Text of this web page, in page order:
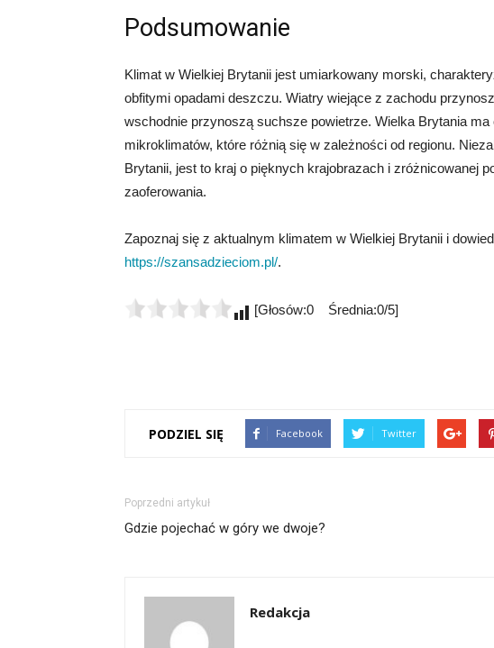
Podsumowanie
Klimat w Wielkiej Brytanii jest umiarkowany morski,
obfitymi opadami deszczu. Wiatry wiejące z zachodu
wschodnie przynoszą suchsze powietrze. Wielka Brytania
mikroklimatów, które różnią się w zależności od regionu.
Brytanii, jest to kraj o pięknych krajobrazach i zróżnicowanej
zaoferowania.
Zapoznaj się z aktualnym klimatem w Wielkiej Brytanii i
https://szansadzieciom.pl/.
[Głosów:0 Średnia:0/5]
PODZIEL SIĘ Facebook Twitter
Poprzedni artykuł
Gdzie pojechać w góry we dwoje?
Redakcja